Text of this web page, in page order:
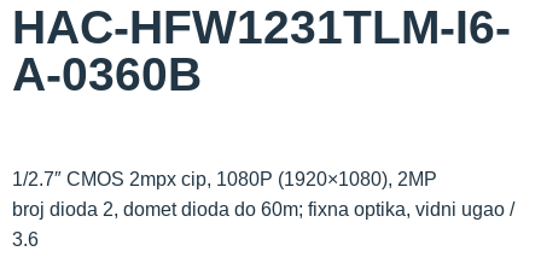
HAC-HFW1231TLM-I6-
A-0360B
1/2.7″ CMOS 2mpx cip, 1080P (1920×1080), 2MP
broj dioda 2, domet dioda do 60m; fixna optika, vidni ugao /
3.6